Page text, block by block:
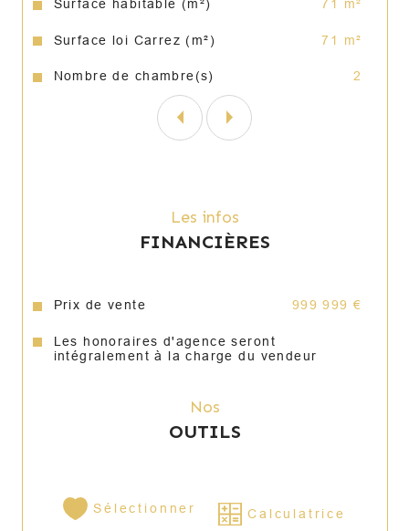
Surface habitable (m²) 71 m²
Surface loi Carrez (m²) 71 m²
Nombre de chambre(s) 2
Les infos
FINANCIÈRES
Prix de vente 999 999 €
Les honoraires d'agence seront
intégralement à la charge du vendeur
Nos
OUTILS
Sélectionner Calculatrice